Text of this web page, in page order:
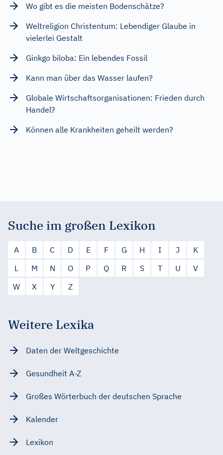
Wo gibt es die meisten Bodenschätze?
Weltreligion Christentum: Lebendiger Glaube in
vielerlei Gestalt
Ginkgo biloba: Ein lebendes Fossil
Kann man über das Wasser laufen?
Globale Wirtschaftsorganisationen: Frieden durch
Handel?
Können alle Krankheiten geheilt werden?
Suche im großen Lexikon
A B C D E F G H I J
K
L
M N O P Q R S T U
V
W
X Y Z
Weitere Lexika
Daten der Weltgeschichte
Gesundheit A-Z
Großes Wörterbuch der deutschen Sprache
Kalender
Lexikon